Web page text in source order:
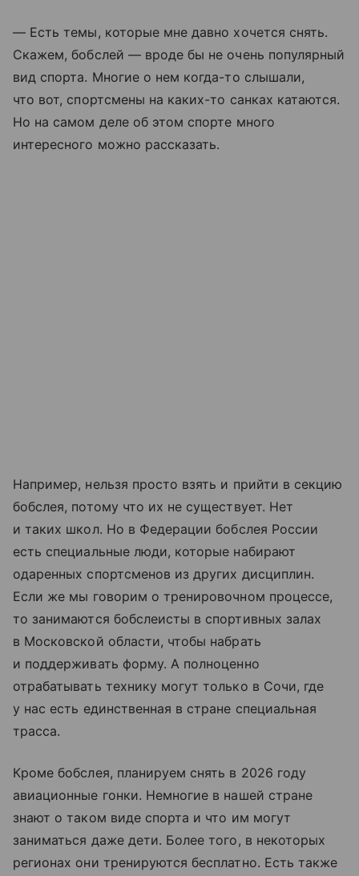
— Есть темы, которые мне давно хочется снять.
Скажем, бобслей — вроде бы не очень популярный
вид спорта. Многие о нем когда-то слышали,
что вот, спортсмены на каких-то санках катаются.
Но на самом деле об этом спорте много
интересного можно рассказать.
Например, нельзя просто взять и прийти в секцию
бобслея, потому что их не существует. Нет
и таких школ. Но в Федерации бобслея России
есть специальные люди, которые набирают
одаренных спортсменов из других дисциплин.
Если же мы говорим о тренировочном процессе,
то занимаются бобслеисты в спортивных залах
в Московской области, чтобы набрать
и поддерживать форму. А полноценно
отрабатывать технику могут только в Сочи, где
у нас есть единственная в стране специальная
трасса.
Кроме бобслея, планируем снять в 2026 году
авиационные гонки. Немногие в нашей стране
знают о таком виде спорта и что им могут
заниматься даже дети. Более того, в некоторых
регионах они тренируются бесплатно. Есть также